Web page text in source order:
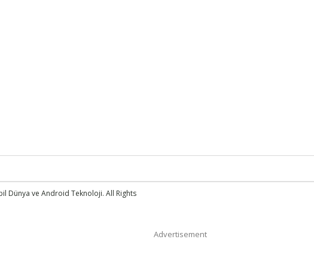
Dünya ve Android Teknoloji. All Rights
Advertisement